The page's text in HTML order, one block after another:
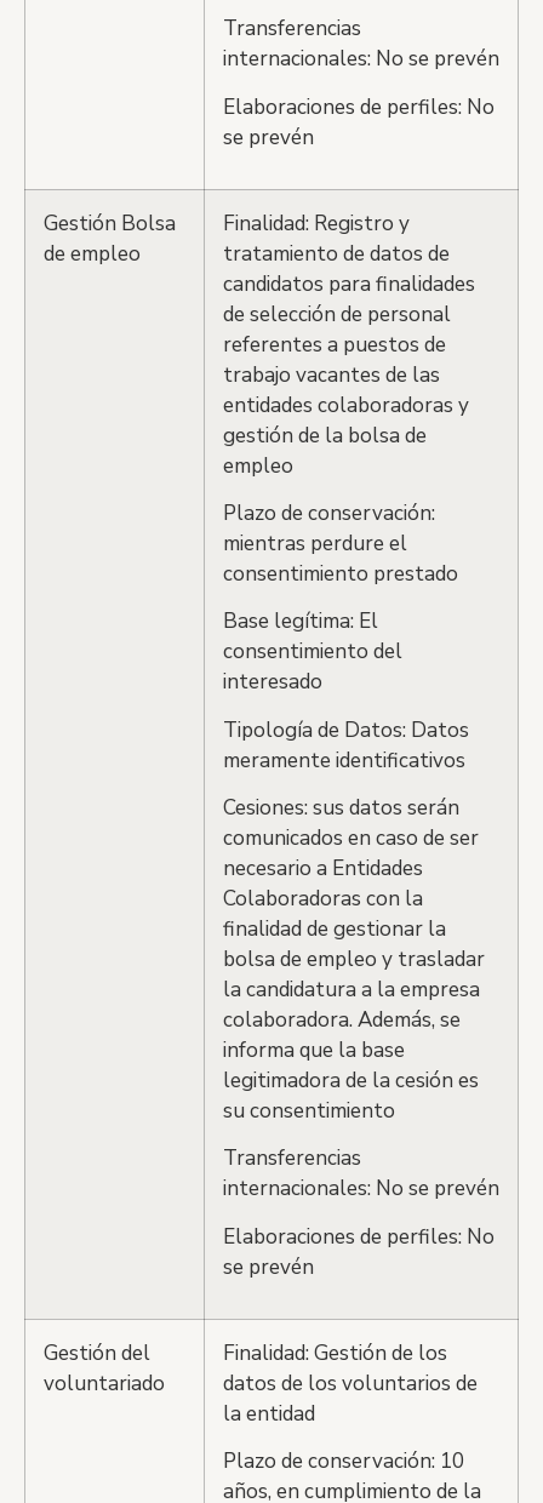
Transferencias
internacionales: No se prevén
Elaboraciones de perfiles: No
se prevén
Gestión Bolsa
de empleo
Finalidad: Registro y
tratamiento de datos de
candidatos para finalidades
de selección de personal
referentes a puestos de
trabajo vacantes de las
entidades colaboradoras y
gestión de la bolsa de
empleo
Plazo de conservación:
mientras perdure el
consentimiento prestado
Base legítima: El
consentimiento del
interesado
Tipología de Datos: Datos
meramente identificativos
Cesiones: sus datos serán
comunicados en caso de ser
necesario a Entidades
Colaboradoras con la
finalidad de gestionar la
bolsa de empleo y trasladar
la candidatura a la empresa
colaboradora. Además, se
informa que la base
legitimadora de la cesión es
su consentimiento
Transferencias
internacionales: No se prevén
Elaboraciones de perfiles: No
se prevén
Gestión del
voluntariado
Finalidad: Gestión de los
datos de los voluntarios de
la entidad
Plazo de conservación: 10
años, en cumplimiento de la